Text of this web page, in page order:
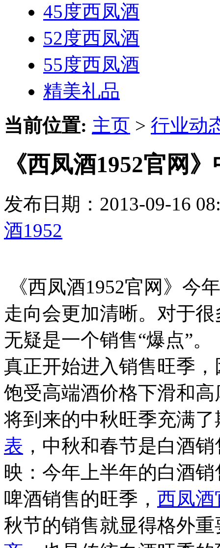
45度西凤酒
52度西凤酒
55度西凤酒
精美礼品
当前位置: 主页 > 行业动
《西凤酒1952官网
发布日期：2013-09-16
酒1952
《西凤酒1952官网》今
走向会更加清晰。对于
无疑是一个销售“爆点”
真正开始进入销售旺季
饱受高端酒价格下滑和
将到来的中秋旺季充满
表 ，中秋和春节是白酒
映：今年上半年的白酒
啤酒销售的旺季， 西凤酒
秋节的销售就显得格外